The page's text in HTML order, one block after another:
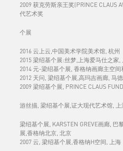
2009 获克劳斯亲王奖(PRINCE CLAUS
代艺术奖
个展
2016 云上云,中国美术学院美术馆, 杭州
2015 梁绍基个展:丝梦,上海爱马仕之家,
2014 元-梁绍基个展, 香格纳画廊主空间
2012 天问, 梁绍基个展,高玛吉画廊, 马
2009 梁绍基个展, PRINCE CLAUS
游丝描, 梁绍基个展,证大现代艺术馆, 上
梁绍基个展, KARSTEN GREVE画廊, 巴
展,香格纳北京, 北京
2007 云, 梁绍基个展,香格纳H空间, 上海